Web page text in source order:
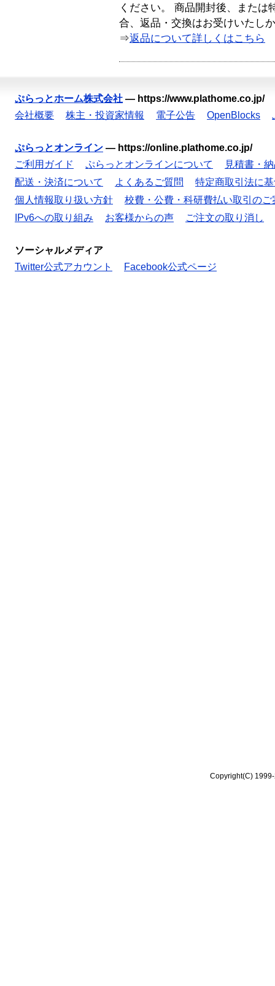
ください。 商品開封後、または
合、返品・交換はお受けいたし
⇒返品について詳しくはこちら
ぷらっとホーム株式会社 — https://www.plathome.co.jp/
会社概要
株主・投資家情報 電子公告 OpenBlocks
ぷらっとオンライン — https://online.plathome.co.jp/
ご利用ガイド
ぷらっとオンラインについて
見積書・
配送・決済について
よくあるご質問
特定商取引法に
個人情報取り扱い方針
校費・公費・科研費払い取引のご
IPv6への取り組み
お客様からの声 ご注文の取り消し
ソーシャルメディア
Twitter公式アカウント
Facebook公式ページ
Copyright(C)